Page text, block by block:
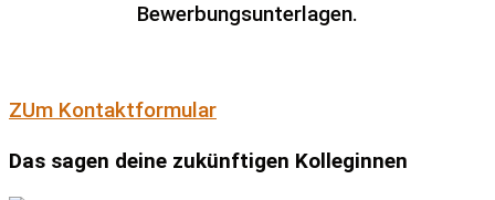
Bewerbungsunterlagen.
ZUm Kontaktformular
Das sagen deine zukünftigen Kolleginnen